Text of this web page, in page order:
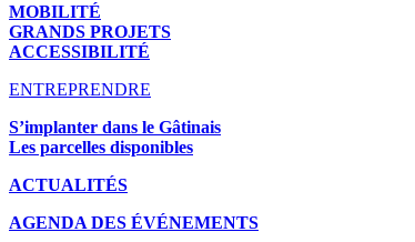
MOBILITÉ
GRANDS PROJETS
ACCESSIBILITÉ
ENTREPRENDRE
S’implanter dans le Gâtinais
Les parcelles disponibles
ACTUALITÉS
AGENDA DES ÉVÉNEMENTS